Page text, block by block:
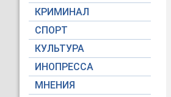
КРИМИНАЛ
СПОРТ
КУЛЬТУРА
ИНОПРЕССА
МНЕНИЯ